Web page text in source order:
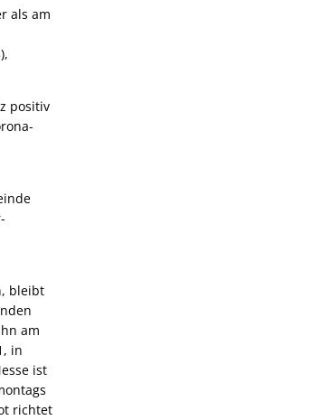
als am
positiv
bleibt
am
in
ist
richtet